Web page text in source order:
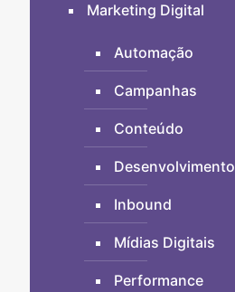
Marketing Digital
Automação
Campanhas
Conteúdo
Desenvolvimento
Inbound
Mídias Digitais
Performance